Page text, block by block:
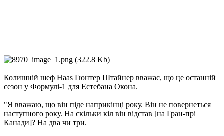
Колишній шеф Haas Гюнтер Штайнер вважає, що це останній
сезон у Формулі-1 для Естебана Окона.
"Я вважаю, що він піде наприкінці року. Він не повернеться
наступного року. На скільки кіл він відстав [на Гран-прі
Канади]? На два чи три.